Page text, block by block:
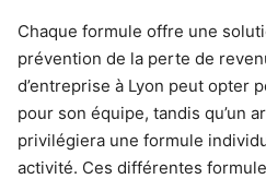
Chaque formule offre une
prévention de la perte de
d’entreprise à Lyon peut opter
pour son équipe, tandis qu’un
privilégiera une formule
activité. Ces différentes